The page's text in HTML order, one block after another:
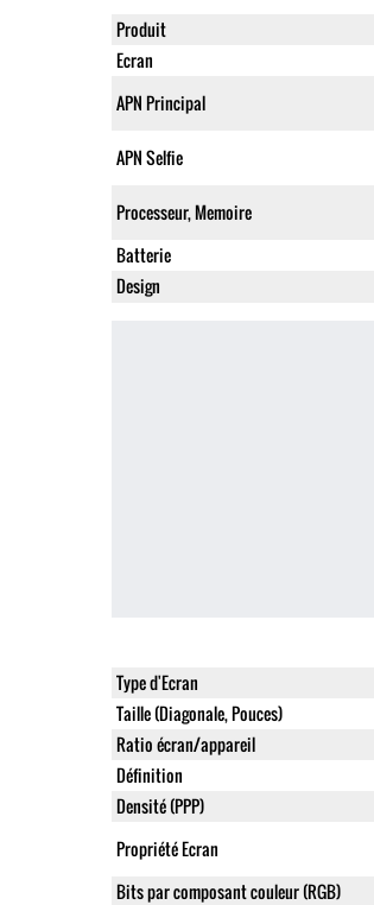
Produit
Ecran
APN Principal
APN Selfie
Processeur, Memoire
Batterie
Design
Type d'Ecran
Taille (Diagonale, Pouces)
Ratio écran/appareil
Définition
Densité (PPP)
Propriété Ecran
Bits par composant couleur (RGB)